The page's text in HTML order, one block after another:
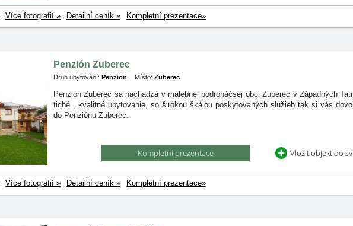
Více fotografií » Detailní ceník » Kompletní prezentace»
Penzión Zuberec
Druh ubytování: Penzion Místo: Zuberec
Penzión Zuberec sa nachádza v malebnej podroháčsej obci Zuberec v Západných
tiché , kvalitné ubytovanie, so širokou škálou poskytovaných služieb tak si vás
do Penziónu Zuberec.
Kompletní prezentace Vložit objekt do
Více fotografií » Detailní ceník » Kompletní prezentace»